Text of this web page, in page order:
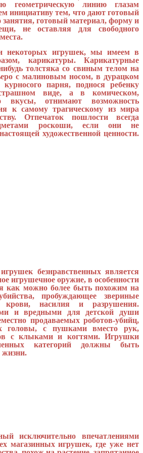
геометрическую линию глазам
инициативу тем, что дают готовый
занятия, готовый материал, форму и
не оставляя для свободного
некоторых игрушек, мы имеем в
карикатуры. Карикатурные
толстяка со свиным телом на
с малиновым носом, в дурацком
курносого парня, поднося ребенку
виде, а в комическом,
вкусы, отнимают возможность
к самому трагическому из мира
Отпечаток пошлости всегда
роскоши, если они не
художественной ценности.
безнравственных является
игрушечное оружие, в особенности
как можно более быть похожим на
пробуждающее звериные
насилия и разрушения.
и вредными для детской души
продаваемых роботов-убийц,
головы, с пушками вместо рук,
с клыками и когтями. Игрушки
категорий должны быть
жизни.
исключительно впечатлениями
магазинных игрушек, где уже нет